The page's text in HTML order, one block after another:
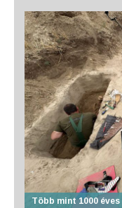
Több mint 1000